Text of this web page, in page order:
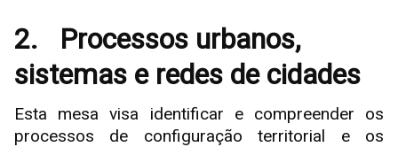
2. Processos urbanos,
sistemas e redes de cidades
Esta mesa visa identificar e compreender os
processos de configuração territorial e os